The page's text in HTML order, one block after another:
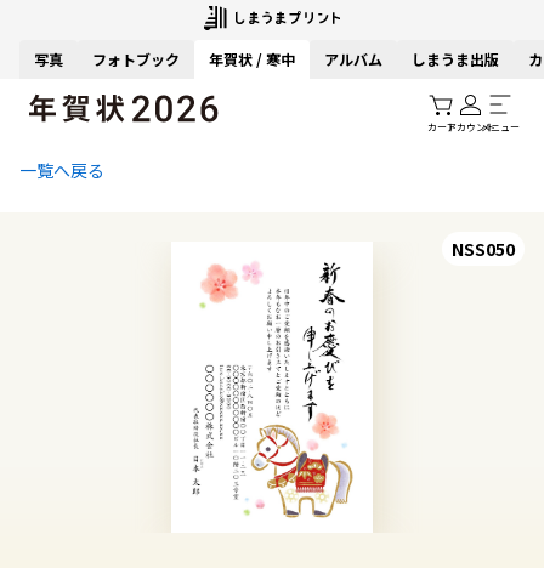
写真 フォトブック 年賀状 / 寒中 アルバム しまうま出版
カートアカウントメニュー
一覧へ戻る
NSS050